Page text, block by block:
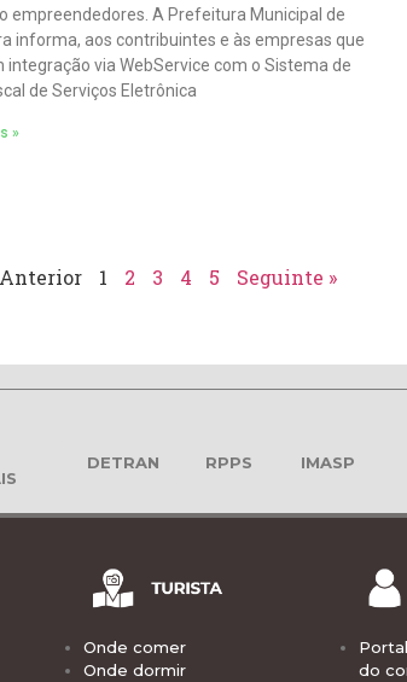
empreendedores. A Prefeitura Municipal de
informa, aos contribuintes e às empresas que
integração via WebService com o Sistema de
de Serviços Eletrônica
»
1 2 3 4 5 Seguinte »
DETRAN RPPS IMASP
Onde comer
Onde dormir
do